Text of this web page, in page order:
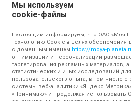
Правила сайтаРабота с cookie-файлами
Защита персональных данных
Мы используем
cookie-файлы
Настоящим информируем, что ОАО «Моя
технологию Cookie в целях обеспечения
с доменным именем https://moya-
оптимизации и персонализации
таргетирования рекламных материалов,
статистических и иных исследований
пользовательского опыта, в том числе с
системы веб-аналитики «Яндекс
«Принимаю» и продолжая использовать